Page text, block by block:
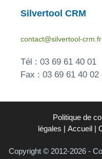
Silvertool CRM
contact@silvertool-crm.fr
Tél : 03 69 61 40 01
Fax : 03 69 61 40 02
Politique de
légales | Accueil |
Copyright © 2012-2026 -